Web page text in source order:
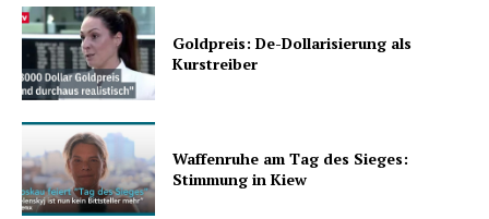
Goldpreis: De-Dollarisierung als
Kurstreiber
Waffenruhe am Tag des Sieges:
Stimmung in Kiew